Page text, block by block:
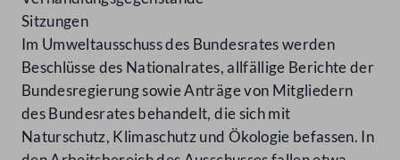
Sitzungen
Im Umweltausschuss des Bundesrates werden
Beschlüsse des Nationalrates, allfällige Berichte der
Bundesregierung sowie Anträge von Mitgliedern
des Bundesrates behandelt, die sich mit
Naturschutz, Klimaschutz und Ökologie befassen. In